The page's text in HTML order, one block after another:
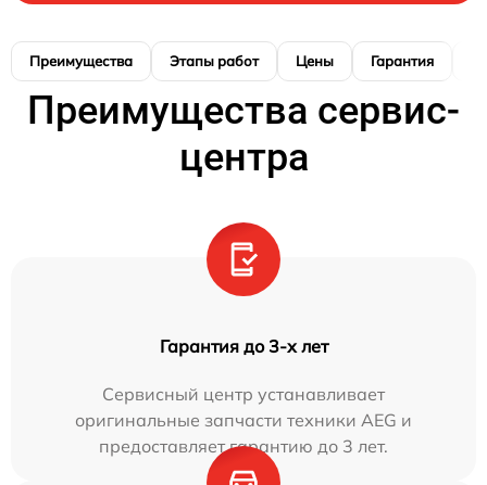
Преимущества Этапы работ Цены Гарантия
Преимущества сервис-
центра
Гарантия до 3-х лет
Сервисный центр устанавливает
оригинальные запчасти техники AEG и
предоставляет гарантию до 3 лет.